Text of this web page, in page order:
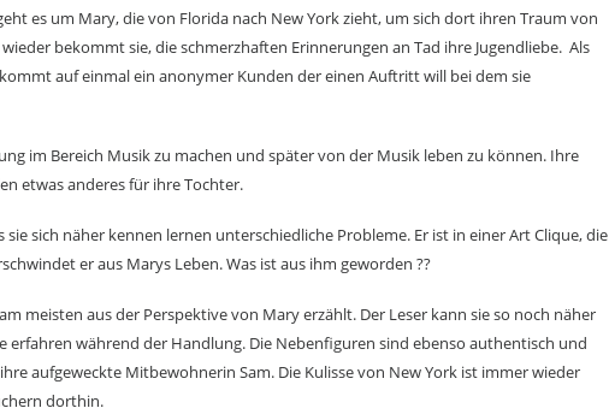
es um Mary, die von Florida nach New York zieht, um sich dort ihren Traum von
bekommt sie, die schmerzhaften Erinnerungen an Tad ihre Jugendliebe. Als
auf einmal ein anonymer Kunden der einen Auftritt will bei dem sie
im Bereich Musik zu machen und später von der Musik leben zu können. Ihre
etwas anderes für ihre Tochter.
sich näher kennen lernen unterschiedliche Probleme. Er ist in einer Art Clique, die
er aus Marys Leben. Was ist aus ihm geworden ??
meisten aus der Perspektive von Mary erzählt. Der Leser kann sie so noch näher
erfahren während der Handlung. Die Nebenfiguren sind ebenso authentisch und
aufgeweckte Mitbewohnerin Sam. Die Kulisse von New York ist immer wieder
dorthin.